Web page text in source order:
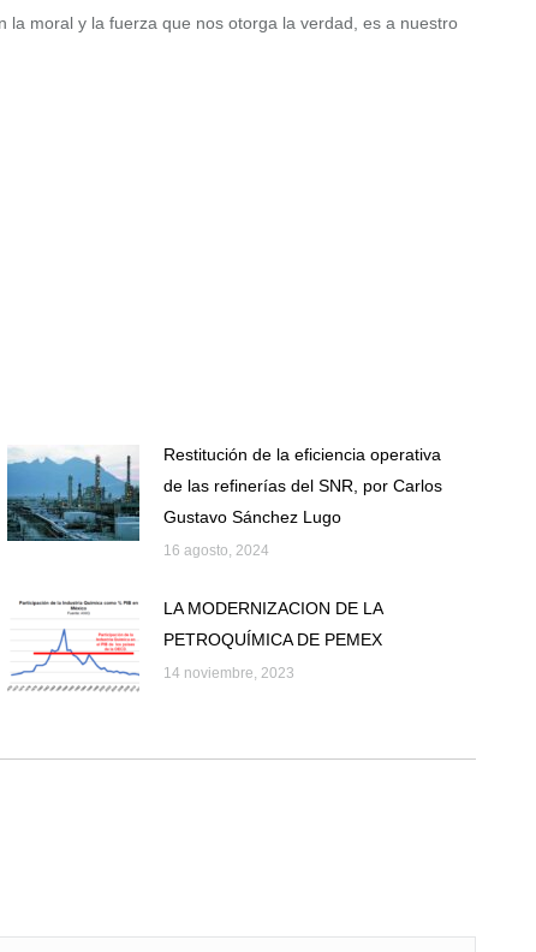
moral y la fuerza que nos otorga la verdad, es a nuestro
Restitución de la eficiencia operativa
de las refinerías del SNR, por Carlos
Gustavo Sánchez Lugo
16 agosto, 2024
LA MODERNIZACION DE LA
PETROQUÍMICA DE PEMEX
14 noviembre, 2023